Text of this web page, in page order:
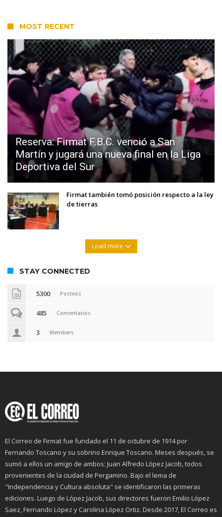
MOST RECENT
Reserva: Firmat F.B.C. venció a San
Martín y jugará una nueva final en la Liga
Deportiva del Sur
Firmat también tomó posición respecto a la ley
de tierras
Load more
STAY CONNECTED
5300 Posteos
485 Comentarios
3 Members
El Correo de Firmat fue fundado el 11 de octubre de 1914 por
Fernando Toscano y su sobrino Enrique Toscano. Meses después, se
sumó a ellos un amigo de ambos: Juan Alfredo López Jacob, todos
provenientes de la ciudad de Pergamino. Bajo el lema de
"Independencia y Cultura absoluta" se identificaron las primeras
ediciones. Luego de López Jacob, sus directores fueron Emilio López
Saez, Fernando López y Carolina López Ortiz. Desde 2017, El Correo es